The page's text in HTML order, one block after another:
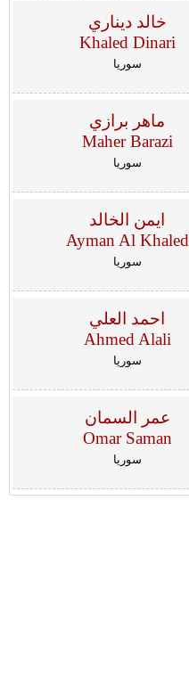
خالد ديناري
Khaled Dinari
سوريا
ماهر برازي
Maher Barazi
سوريا
ايمن الخالد
Ayman Al Khaled
سوريا
احمد العلي
Ahmed Alali
سوريا
عمر السمان
Omar Saman
سوريا